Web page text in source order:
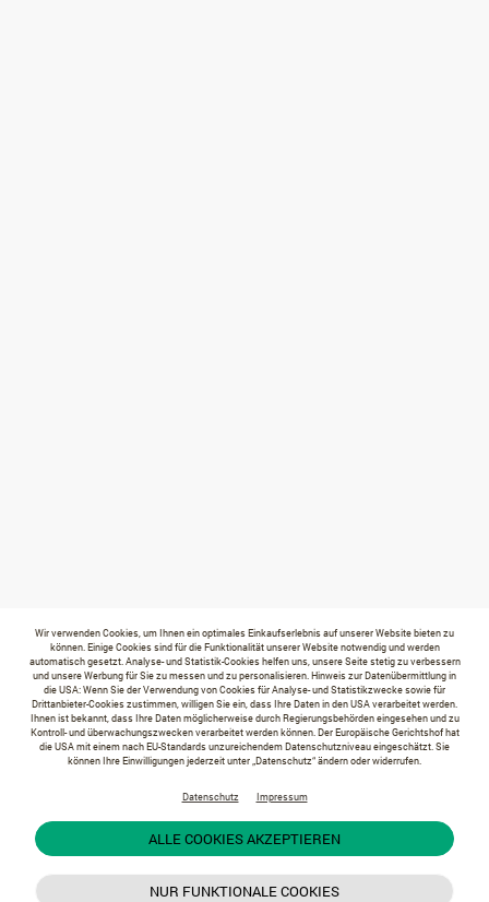
Wir verwenden Cookies, um Ihnen ein optimales Einkaufserlebnis auf unserer Website bieten zu
können. Einige Cookies sind für die Funktionalität unserer Website notwendig und werden
automatisch gesetzt. Analyse- und Statistik-Cookies helfen uns, unsere Seite stetig zu verbessern
und unsere Werbung für Sie zu messen und zu personalisieren. Hinweis zur Datenübermittlung in
die USA: Wenn Sie der Verwendung von Cookies für Analyse- und Statistikzwecke sowie für
Drittanbieter-Cookies zustimmen, willigen Sie ein, dass Ihre Daten in den USA verarbeitet werden.
Ihnen ist bekannt, dass Ihre Daten möglicherweise durch Regierungsbehörden eingesehen und zu
Kontroll- und überwachungszwecken verarbeitet werden können. Der Europäische Gerichtshof hat
die USA mit einem nach EU-Standards unzureichendem Datenschutzniveau eingeschätzt. Sie
können Ihre Einwilligungen jederzeit unter „Datenschutz“ ändern oder widerrufen.
Datenschutz Impressum
ALLE COOKIES AKZEPTIEREN
NUR FUNKTIONALE COOKIES